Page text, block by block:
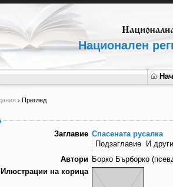
Национален
Преглед
Заглавие Спасената русалка
Подзаглавие
И
Автори
Илюстрации на корица